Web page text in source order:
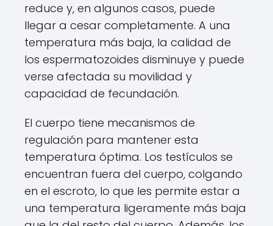
reduce y, en algunos casos, puede
llegar a cesar completamente. A una
temperatura más baja, la calidad de
los espermatozoides disminuye y puede
verse afectada su movilidad y
capacidad de fecundación.
El cuerpo tiene mecanismos de
regulación para mantener esta
temperatura óptima. Los testículos se
encuentran fuera del cuerpo, colgando
en el escroto, lo que les permite estar a
una temperatura ligeramente más baja